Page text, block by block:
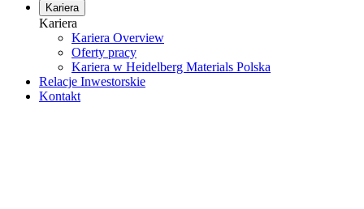
Kariera
Kariera
Kariera Overview
Oferty pracy
Kariera w Heidelberg Materials Polska
Relacje Inwestorskie
Kontakt